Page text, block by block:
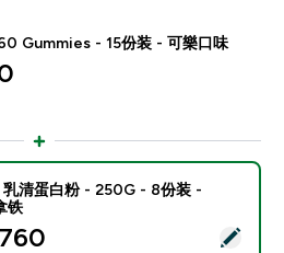
Gummies - 15份装 - 可樂口味
乳清蛋白粉 - 250G - 8份装 - 玄
清蛋白粉 - 250G - 8份装 -
铁
price